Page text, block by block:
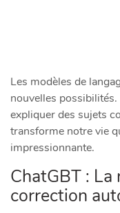
Les modèles de
nouvelles
expliquer des sujets
transforme notre vie
impressionnante.
ChatGBT :
correction